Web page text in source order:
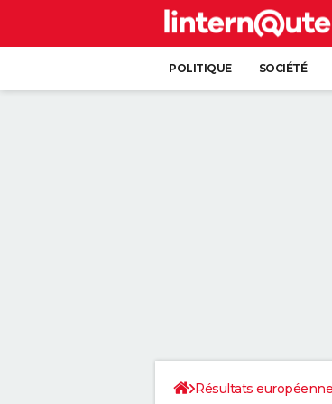
POLITIQUE SOCIÉTÉ
Résultats